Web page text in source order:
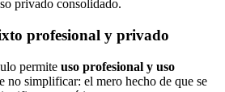
privado consolidado.
profesional y privado
permite uso profesional y uso
no simplificar: el mero hecho de que se